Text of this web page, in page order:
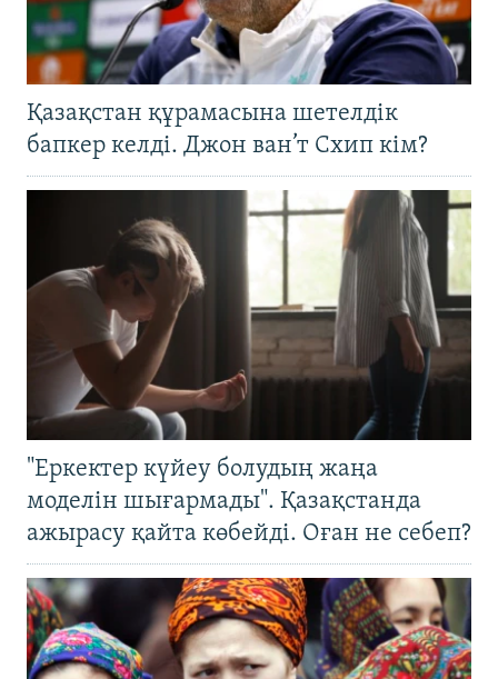
Қазақстан құрамасына шетелдік
бапкер келді. Джон ван’т Схип кім?
"Еркектер күйеу болудың жаңа
моделін шығармады". Қазақстанда
ажырасу қайта көбейді. Оған не себеп?